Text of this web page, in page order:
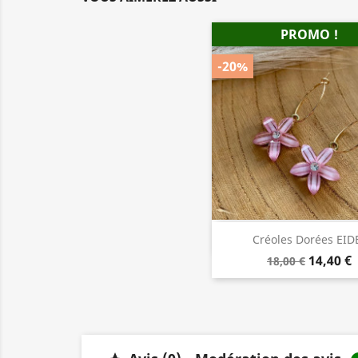
Créoles Dorées
18,00 € 14,40 €
PROMO !
-20%
Aperçu